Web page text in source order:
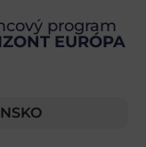
program
EURÓPA